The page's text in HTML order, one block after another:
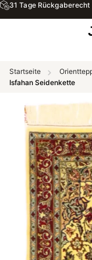
31 Tage Rückgaberecht
Startseite
Isfahan Seidenkette